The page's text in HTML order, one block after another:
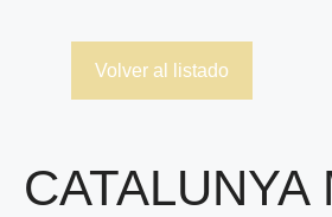
Volver al listado
CATALUNYA